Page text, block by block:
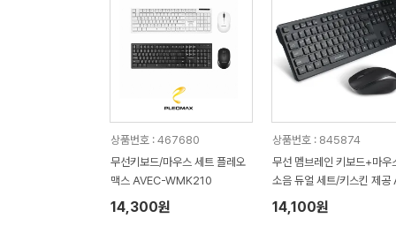
상품번호 : 467680
무선키보드/마우스 세트 플레오
맥스 AVEC-WMK210
14,300원
상품번호 : 845874
무선 멤브레인 키보드+마우
소음 듀얼 세트/키스킨 제공
C-WMK10
14,100원